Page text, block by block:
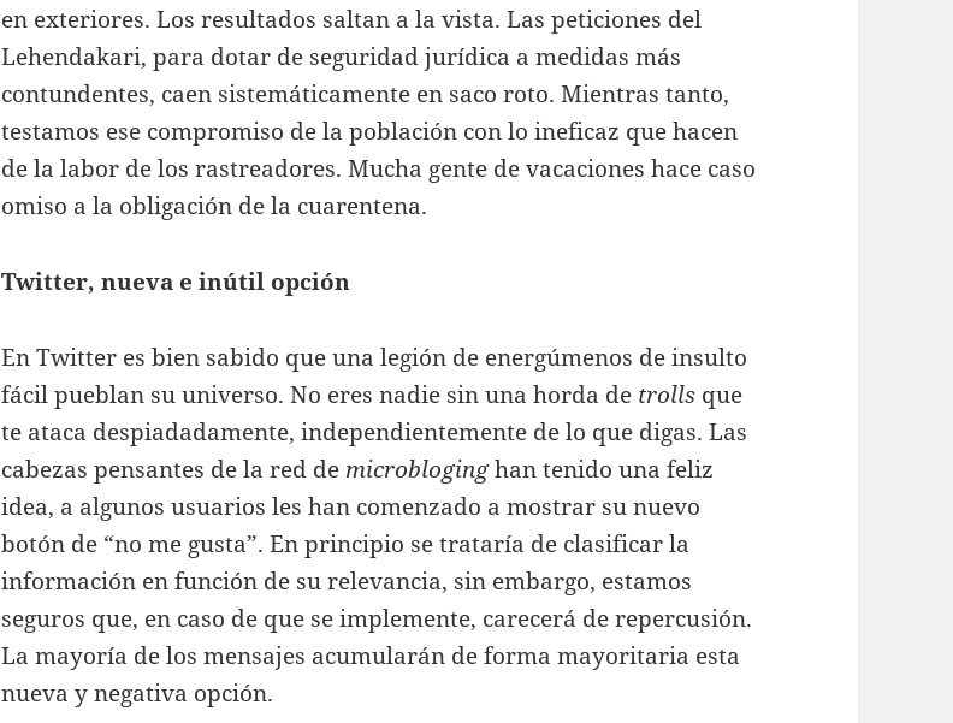
en exteriores. Los resultados saltan a la vista. Las peticiones del
Lehendakari, para dotar de seguridad jurídica a medidas más
contundentes, caen sistemáticamente en saco roto. Mientras tanto,
testamos ese compromiso de la población con lo ineficaz que hacen
de la labor de los rastreadores. Mucha gente de vacaciones hace caso
omiso a la obligación de la cuarentena.
Twitter, nueva e inútil opción
En Twitter es bien sabido que una legión de energúmenos de insulto
fácil pueblan su universo. No eres nadie sin una horda de trolls que
te ataca despiadadamente, independientemente de lo que digas. Las
cabezas pensantes de la red de microbloginghan tenido una feliz
idea, a algunos usuarios les han comenzado a mostrar su nuevo
botón de “no me gusta”. En principio se trataría de clasificar la
información en función de su relevancia, sin embargo, estamos
seguros que, en caso de que se implemente, carecerá de repercusión.
La mayoría de los mensajes acumularán de forma mayoritaria esta
nueva y negativa opción.